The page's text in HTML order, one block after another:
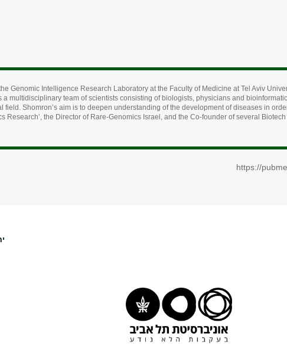
Genomic Intelligence Research Laboratory at the Faculty of Medicine at Tel Aviv
a multidisciplinary team of scientists consisting of biologists, physicians and
field. Shomron’s aim is to deepen understanding of the development of diseases in
Research’, the Director of Rare-Genomics Israel, and the Co-founder of several
https://